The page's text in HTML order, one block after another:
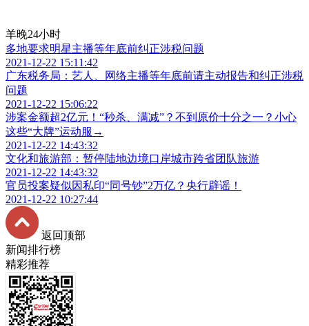
羊晚24小时
多地要求明星主播等年底前纠正涉税问题
2021-12-22 15:11:42
广东税务局：艺人、网络主播等年底前请主动报告和纠正涉税
问题
2021-12-22 15:06:22
涉案金额超2亿元！“秒杀、满减”？不到原价十分之一？小心
这些“大牌”运动服→
2021-12-22 14:43:32
文化和旅游部：暂停陆地边境口岸城市跨省团队旅游
2021-12-22 14:43:32
官员投案疑似因私印“同号钞”2万亿？央行辟谣！
2021-12-22 10:27:44
返回顶部
新闻排行榜
精彩推荐